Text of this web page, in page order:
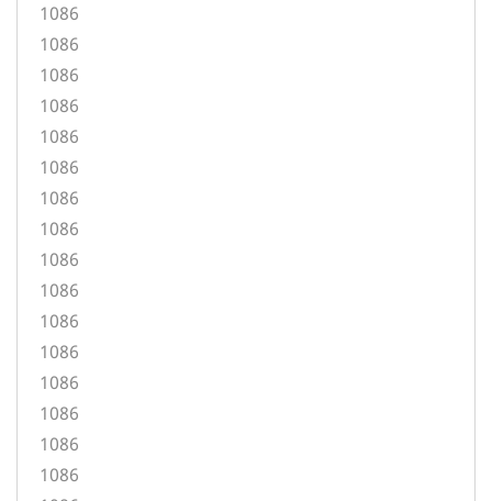
1086
1086
1086
1086
1086
1086
1086
1086
1086
1086
1086
1086
1086
1086
1086
1086